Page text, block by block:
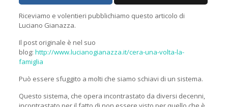
Riceviamo e volentieri pubblichiamo questo articolo di
Luciano Gianazza.
Il post originale è nel suo
blog: http://www.lucianogianazza.it/cera-una-volta-la-
famiglia
Può essere sfuggito a molti che siamo schiavi di un sistema.
Questo sistema, che opera incontrastato da diversi decenni,